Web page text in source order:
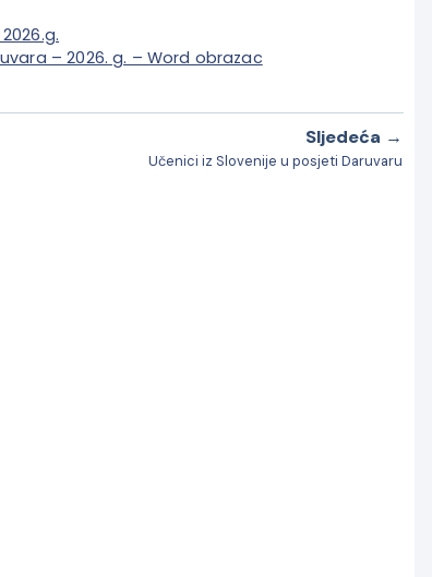
– 2026. g. – Word obrazac
Sljedeća →
Učenici iz Slovenije u posjeti Daruvaru